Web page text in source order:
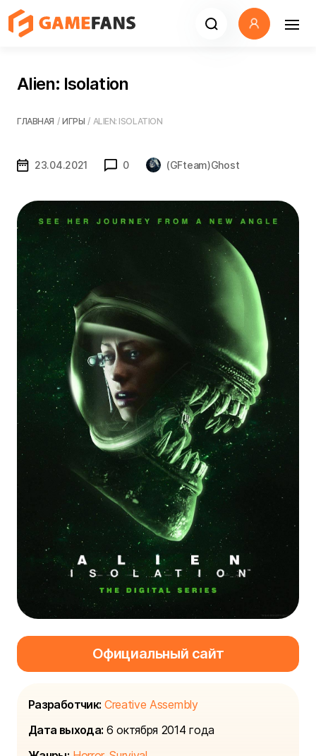
Alien: Isolation
ГЛАВНАЯ / ИГРЫ / ALIEN: ISOLATION
23.04.2021 0 (GFteam)Ghost
Официальный сайт
Разработчик: Creative Assembly
Дата выхода: 6 октября 2014 года